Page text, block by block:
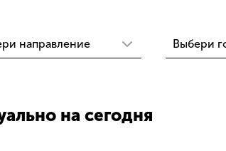
на сегодня